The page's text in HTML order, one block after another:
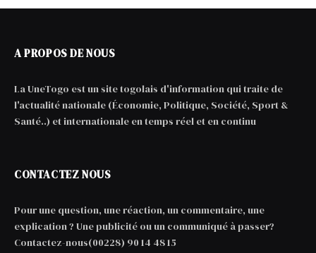
A PROPOS DE NOUS
La UneTogo est un site togolais d'information qui traite de
l'actualité nationale (Économie, Politique, Société, Sport &
Santé..) et internationale en temps réel et en continu
CONTACTEZ NOUS
Pour une question, une réaction, un commentaire, une
explication ? Une publicité ou un communiqué à passer?
Contactez-nous(00228) 90 14 48 15